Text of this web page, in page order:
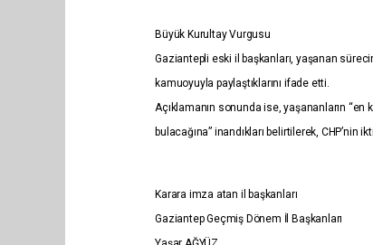
Büyük Kurultay Vurgusu
Gaziantepli eski il başkanları, yaşanan
kamuoyuyla paylaştıklarını ifade etti.
Açıklamanın sonunda ise, yaşananların
bulacağına” inandıkları belirtilerek,
Karara imza atan il başkanları
Gaziantep Geçmiş Dönem İl Başkanları